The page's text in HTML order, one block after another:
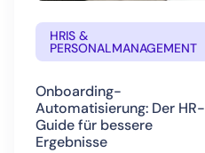
HRIS &
PERSONALMANAGEMENT
Onboarding-
Automatisierung: Der HR-
Guide für bessere
Ergebnisse